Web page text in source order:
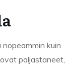
kuin
paljastaneet,